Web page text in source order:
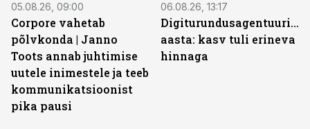
05.08.26, 09:00
Corpore vahetab
põlvkonda | Janno
Toots annab juhtimise
uutele inimestele ja teeb
kommunikatsioonist
pika pausi
06.08.26, 13:17
Digiturundusagentuuride
aasta: kasv tuli erineva
hinnaga